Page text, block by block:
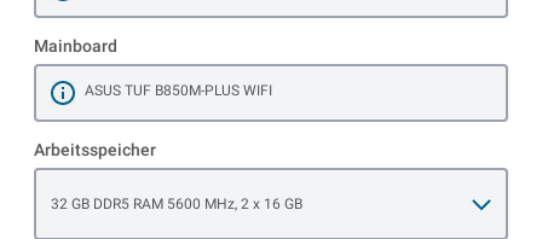
Mainboard
ASUS TUF B850M-PLUS WIFI
Arbeitsspeicher
32 GB DDR5 RAM 5600 MHz, 2 x 16 GB